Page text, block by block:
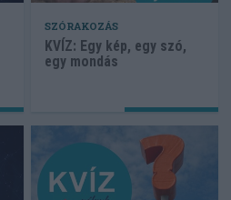
SZÓRAKOZÁS
KVÍZ: Egy kép, egy szó,
egy mondás